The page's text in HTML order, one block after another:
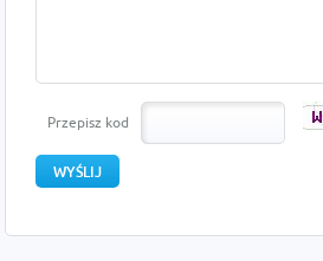
Przepisz kod